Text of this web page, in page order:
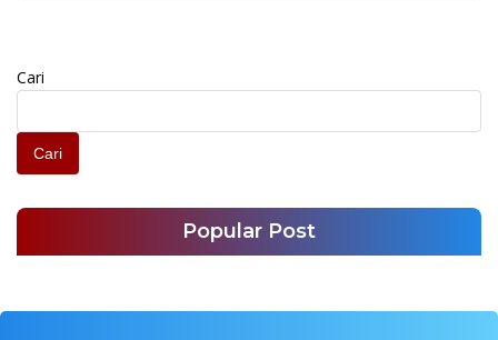
Cari
Cari
Popular Post